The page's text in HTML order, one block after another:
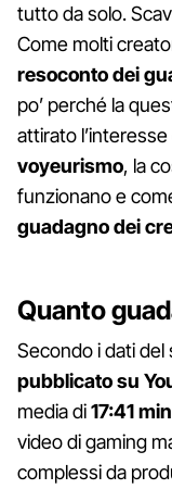
tutto da solo.
Come molti
resoconto dei
po’ perché la
attirato
voyeurismo, la
funzionano e
guadagno dei
Quanto
Secondo i dati del
pubblicato su
media di17:41
video di gaming
complessi da